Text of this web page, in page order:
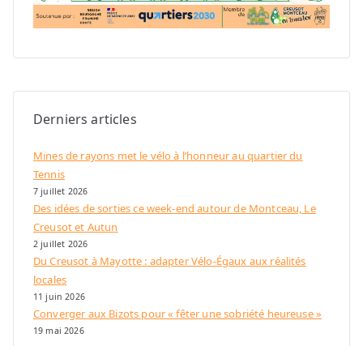
Derniers articles
Mines de rayons met le vélo à l’honneur au quartier du
Tennis
7 juillet 2026
Des idées de sorties ce week-end autour de Montceau, Le
Creusot et Autun
2 juillet 2026
Du Creusot à Mayotte : adapter Vélo-Égaux aux réalités
locales
11 juin 2026
Converger aux Bizots pour « fêter une sobriété heureuse »
19 mai 2026